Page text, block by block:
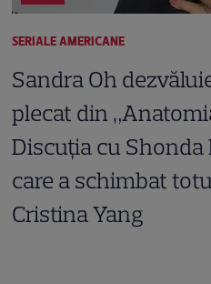
SERIALE AMERICANE
Sandra Oh
plecat din
Discuția cu Shonda
care a schimbat
Cristina Yang